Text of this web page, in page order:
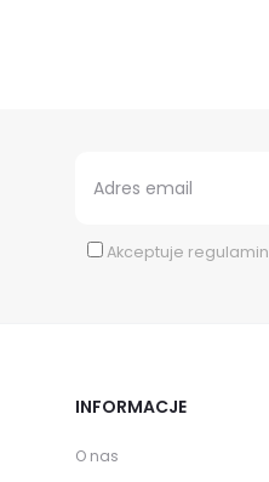
Akceptuje regulamin
INFORMACJE
O nas